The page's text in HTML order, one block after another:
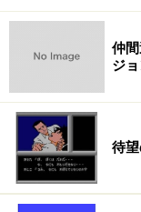
仲
ジョ
待